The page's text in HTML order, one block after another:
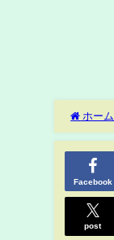
ホーム
Facebook
post